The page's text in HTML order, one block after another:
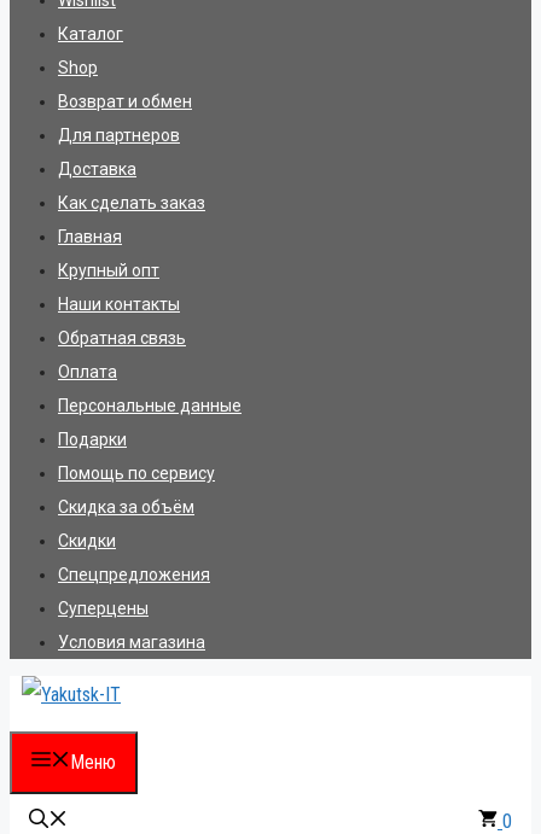
Каталог
Shop
Возврат и обмен
Для партнеров
Доставка
Как сделать заказ
Главная
Крупный опт
Наши контакты
Обратная связь
Оплата
Персональные данные
Подарки
Помощь по сервису
Скидка за объём
Скидки
Спецпредложения
Суперцены
Условия магазина
Меню
0